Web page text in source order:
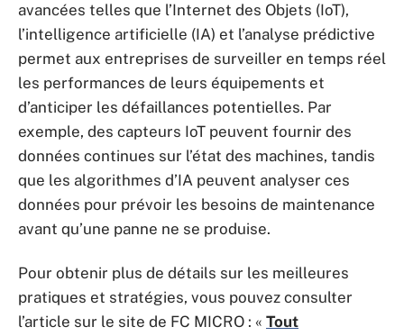
avancées telles que l’Internet des Objets (IoT),
l’intelligence artificielle (IA) et l’analyse prédictive
permet aux entreprises de surveiller en temps réel
les performances de leurs équipements et
d’anticiper les défaillances potentielles. Par
exemple, des capteurs IoT peuvent fournir des
données continues sur l’état des machines, tandis
que les algorithmes d’IA peuvent analyser ces
données pour prévoir les besoins de maintenance
avant qu’une panne ne se produise.
Pour obtenir plus de détails sur les meilleures
pratiques et stratégies, vous pouvez consulter
l’article sur le site de FC MICRO : « Tout